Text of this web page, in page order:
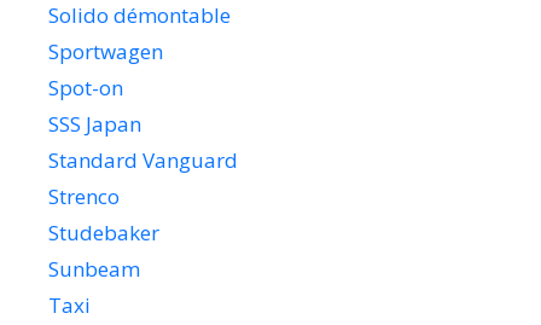
Solido démontable
Sportwagen
Spot-on
SSS Japan
Standard Vanguard
Strenco
Studebaker
Sunbeam
Taxi